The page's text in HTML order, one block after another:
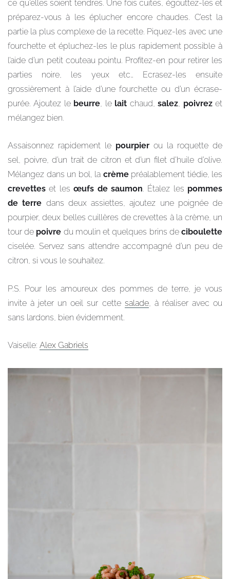
ce qu’elles soient tendres. Une fois cuites, égouttez-les et
préparez-vous à les éplucher encore chaudes. C’est la
partie la plus complexe de la recette. Piquez-les avec une
fourchette et épluchez-les le plus rapidement possible à
l’aide d’un petit couteau pointu. Profitez-en pour retirer les
parties noire, les yeux etc… Ecrasez-les ensuite
grossièrement à l’aide d’une fourchette ou d’un écrase-
purée. Ajoutez le beurre , le lait chaud,salez poivrezet
mélangez bien.
Assaisonnez rapidement le pourpier ou la roquette de
sel, poivre, d’un trait de citron et d’un filet d’huile d’olive.
Mélangez dans un bol, la crèmepréalablement tiédie, les
crevettes et lesœufs de saumon. Étalez les pommes
de terre dans deux assiettes, ajoutez une poignée de
pourpier, deux belles cuillères de crevettes à la crème, un
tour de poivre du moulin et quelques brins deciboulette
ciselée. Servez sans attendre accompagné d’un peu de
citron, si vous le souhaitez.
P.S. Pour les amoureux des pommes de terre, je vous
invite à jeter un oeil sur cette salade, à réaliser avec ou
sans lardons, bien évidemment.
Vaiselle: Alex Gabriels